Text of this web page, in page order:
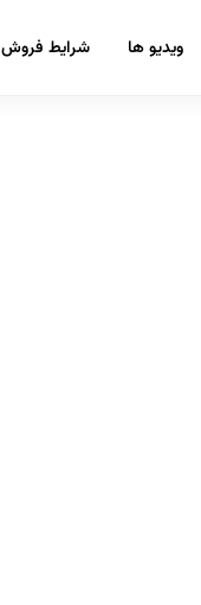
ویدیو ها شرایط فروش